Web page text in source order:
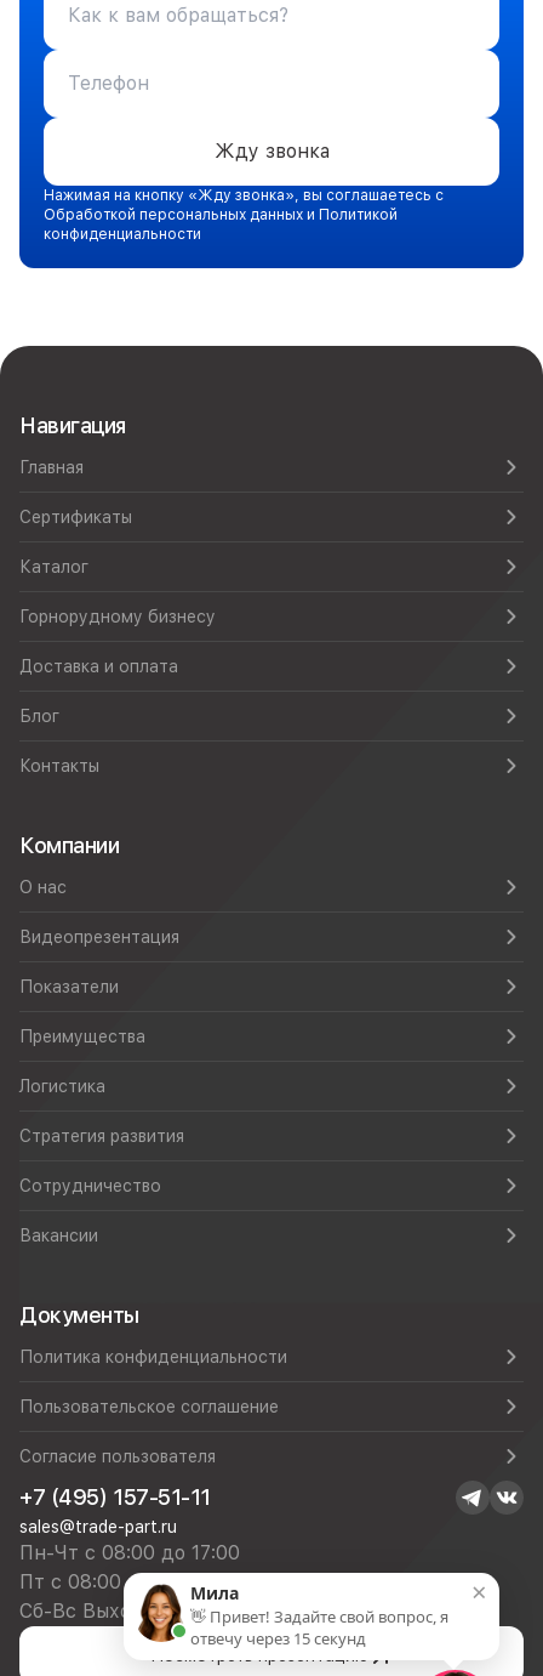
Жду звонка
Нажимая на кнопку «Жду звонка», вы соглашаетесь с
Обработкой персональных данных и Политикой
конфиденциальности
Навигация
Главная
Сертификаты
Каталог
Горнорудному бизнесу
Доставка и оплата
Блог
Контакты
Компании
О нас
Видеопрезентация
Показатели
Преимущества
Логистика
Стратегия развития
Сотрудничество
Вакансии
Документы
Политика конфиденциальности
Пользовательское соглашение
Согласие пользователя
+7 (495) 157-51-11
sales@trade-part.ru
Пн-Чт с 08:00 до 17:00
Пт с 08:00 до 16:00
Сб-Вс Выходной
×
Мила
👋 Привет! Задайте свой вопрос, я
отвечу через 15 секунд